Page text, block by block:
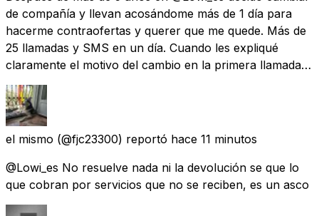
de compañía y llevan acosándome más de 1 día para
hacerme contraofertas y querer que me quede. Más de
25 llamadas y SMS en un día. Cuando les expliqué
claramente el motivo del cambio en la primera llamada…
el mismo (@fjc23300) reportó hace 11 minutos
@Lowi_es No resuelve nada ni la devolución se que lo
que cobran por servicios que no se reciben, es un asco